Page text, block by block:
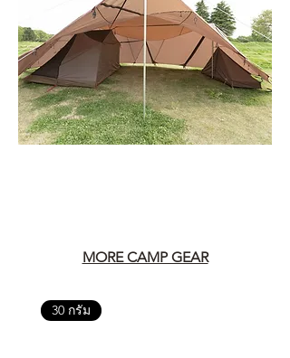
MORE CAMP GEAR
30 กรัม